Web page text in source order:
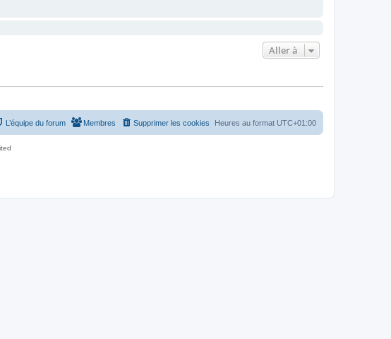
Aller à
Heures au format UTC+01:00
Supprimer les cookies
Membres
L’équipe du forum